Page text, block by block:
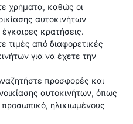
χρήματα, καθώς οι
αυτοκινήτων
κρατήσεις.
τιμές από διαφορετικές
για να έχετε την
προσφορές και
αυτοκινήτων, όπως
ηλικιωμένους